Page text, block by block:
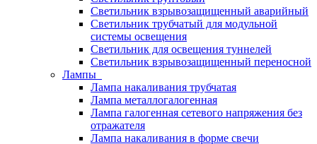
Светильник взрывозащищенный аварийный
Светильник трубчатый для модульной
системы освещения
Светильник для освещения туннелей
Светильник взрывозащищенный переносной
Лампы
Лампа накаливания трубчатая
Лампа металлогалогенная
Лампа галогенная сетевого напряжения без
отражателя
Лампа накаливания в форме свечи